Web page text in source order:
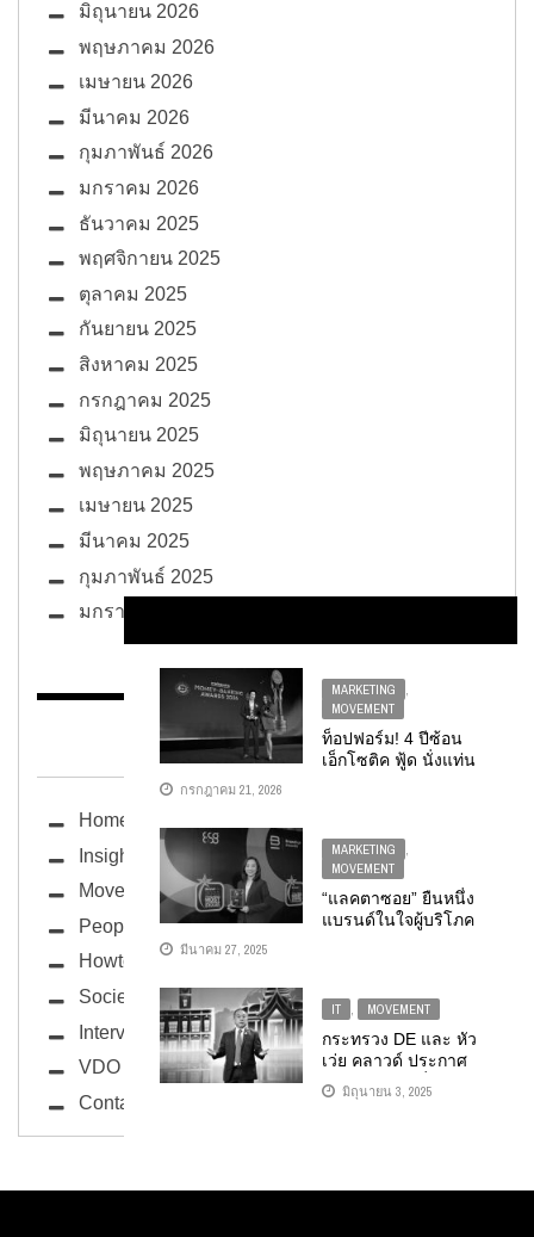
MARKETING
MOVEMENT
ท็อปฟอร์ม! 4 ปีซ้อน
เอ็กโซติค ฟู้ด นั่งแท่น
แบรนด์อาหารไทย
ระดับโลก มุ่งมั่นขับ
เคลื่อนองค์กรอย่าง
ยั่งยืน
กรกฎาคม 21, 2026
MARKETING
,
MOVEMENT
“แลคตาซอย” ยืนหนึ่ง
แบรนด์ในใจผู้บริโภค
2025”
มีนาคม 27, 2025
IT , MOVEMENT
กระทรวง DE และ หัว
เว่ย คลาวด์ ประกาศ
ความร่วมมือเพื่อผลัก
ดันประเทศไทย สู่การ
มิถุนายน 3, 2025
มิถุนายน 2026
พฤษภาคม 2026
เมษายน 2026
มีนาคม 2026
กุมภาพันธ์ 2026
มกราคม 2026
ธันวาคม 2025
พฤศจิกายน 2025
ตุลาคม 2025
กันยายน 2025
สิงหาคม 2025
กรกฎาคม 2025
มิถุนายน 2025
พฤษภาคม 2025
เมษายน 2025
มีนาคม 2025
กุมภาพันธ์ 2025
มกราคม 2025
BUG ซอกแซก
Home
Insight
Movement
People
Howto
Society
Interview
VDO
Contact